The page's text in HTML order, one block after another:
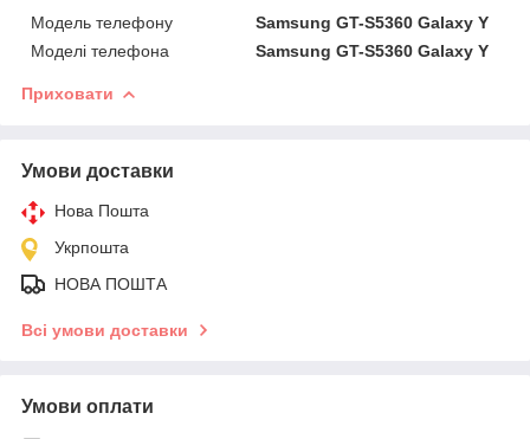
Модель телефону
Samsung GT-S5360 Galaxy Y
Моделі телефона
Samsung GT-S5360 Galaxy Y
Приховати
Умови доставки
Нова Пошта
Укрпошта
НОВА ПОШТА
Всі умови доставки
Умови оплати